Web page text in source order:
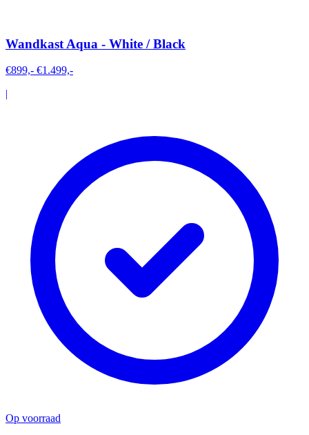
Wandkast Aqua - White / Black
€899,- €1.499,-
Op voorraad